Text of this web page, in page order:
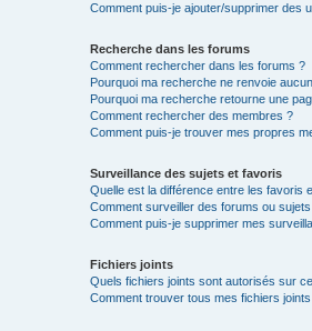
Comment puis-je ajouter/supprimer des
Recherche dans les forums
Comment rechercher dans les forums ?
Pourquoi ma recherche ne renvoie
Pourquoi ma recherche retourne une
Comment rechercher des membres ?
Comment puis-je trouver mes propres
Surveillance des sujets et favoris
Quelle est la différence entre les favoris
Comment surveiller des forums ou
Comment puis-je supprimer mes
Fichiers joints
Quels fichiers joints sont autorisés sur
Comment trouver tous mes fichiers